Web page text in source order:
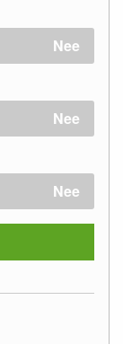
Nee
Nee
Nee